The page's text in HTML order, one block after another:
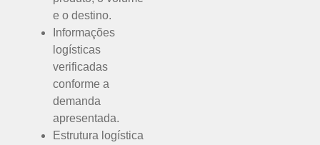
e o destino.
Informações
logísticas
verificadas
conforme a
demanda
apresentada.
Estrutura logística